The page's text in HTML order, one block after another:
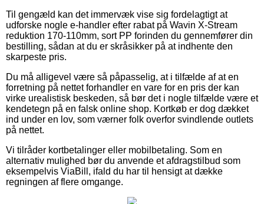
Til gengæld kan det immervæk vise sig fordelagtigt at
udforske nogle e-handler efter rabat på Wavin X-Stream
reduktion 170-110mm, sort PP forinden du gennemfører din
bestilling, sådan at du er skråsikker på at indhente den
skarpeste pris.
Du må alligevel være så påpasselig, at i tilfælde af at en
forretning på nettet forhandler en vare for en pris der kan
virke urealistisk beskeden, så bør det i nogle tilfælde være et
kendetegn på en falsk online shop. Kortkøb er dog dækket
ind under en lov, som værner folk overfor svindlende outlets
på nettet.
Vi tilråder kortbetalinger eller mobilbetaling. Som en
alternativ mulighed bør du anvende et afdragstilbud som
eksempelvis ViaBill, ifald du har til hensigt at dække
regningen af flere omgange.